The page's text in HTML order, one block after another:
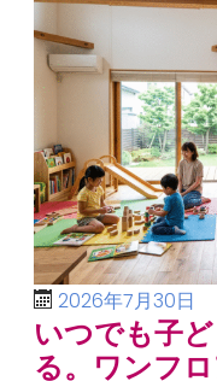
2026年7月30日
いつでも子
る。ワンフ